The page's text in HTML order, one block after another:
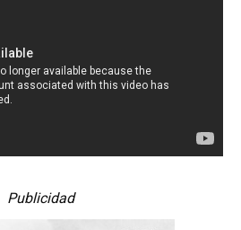
Publicidad